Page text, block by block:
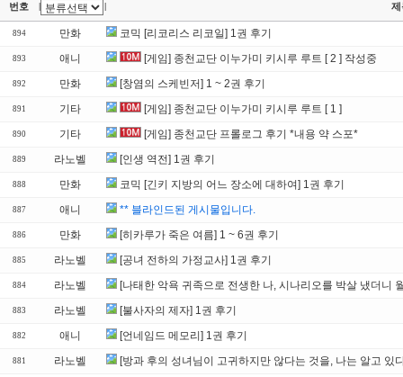
번호 제
894 만화 코믹 [리코리스 리코일] 1권 후기
893 애니 [게임] 종천교단 이누가미 키시루 루트 [ 2 ] 작성중
892 만화 [창염의 스케빈저] 1 ~ 2권 후기
891 기타 [게임] 종천교단 이누가미 키시루 루트 [ 1 ]
890 기타 [게임] 종천교단 프롤로그 후기 *내용 약 스포*
889 라노벨 [인생 역전] 1권 후기
888 만화 코믹 [긴키 지방의 어느 장소에 대하여] 1권 후기
887 애니 ** 블라인드된 게시물입니다.
886 만화 [히카루가 죽은 여름] 1 ~ 6권 후기
885 라노벨 [공녀 전하의 가정교사] 1권 후기
884 라노벨 [나태한 악욕 귀족으로 전생한 나, 시나리오를 박살 냈더니
883 라노벨 [불사자의 제자] 1권 후기
882 애니 [언네임드 메모리] 1권 후기
881 라노벨 [방과 후의 성녀님이 고귀하지만 않다는 것을, 나는 알고 있